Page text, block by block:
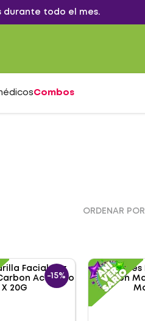
durante todo el mes.
Combos
ORDENAR POR
-15%